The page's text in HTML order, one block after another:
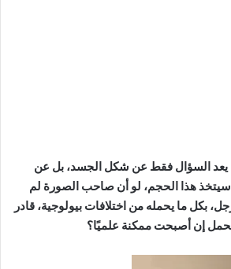
يعد السؤال فقط عن شكل الجسد، بل عن
هذا الحجم، لو أن صاحب الصورة لم
بكل ما يحمله من اختلافات بيولوجية، قادر
إن أصبحت ممكنة علميًا؟